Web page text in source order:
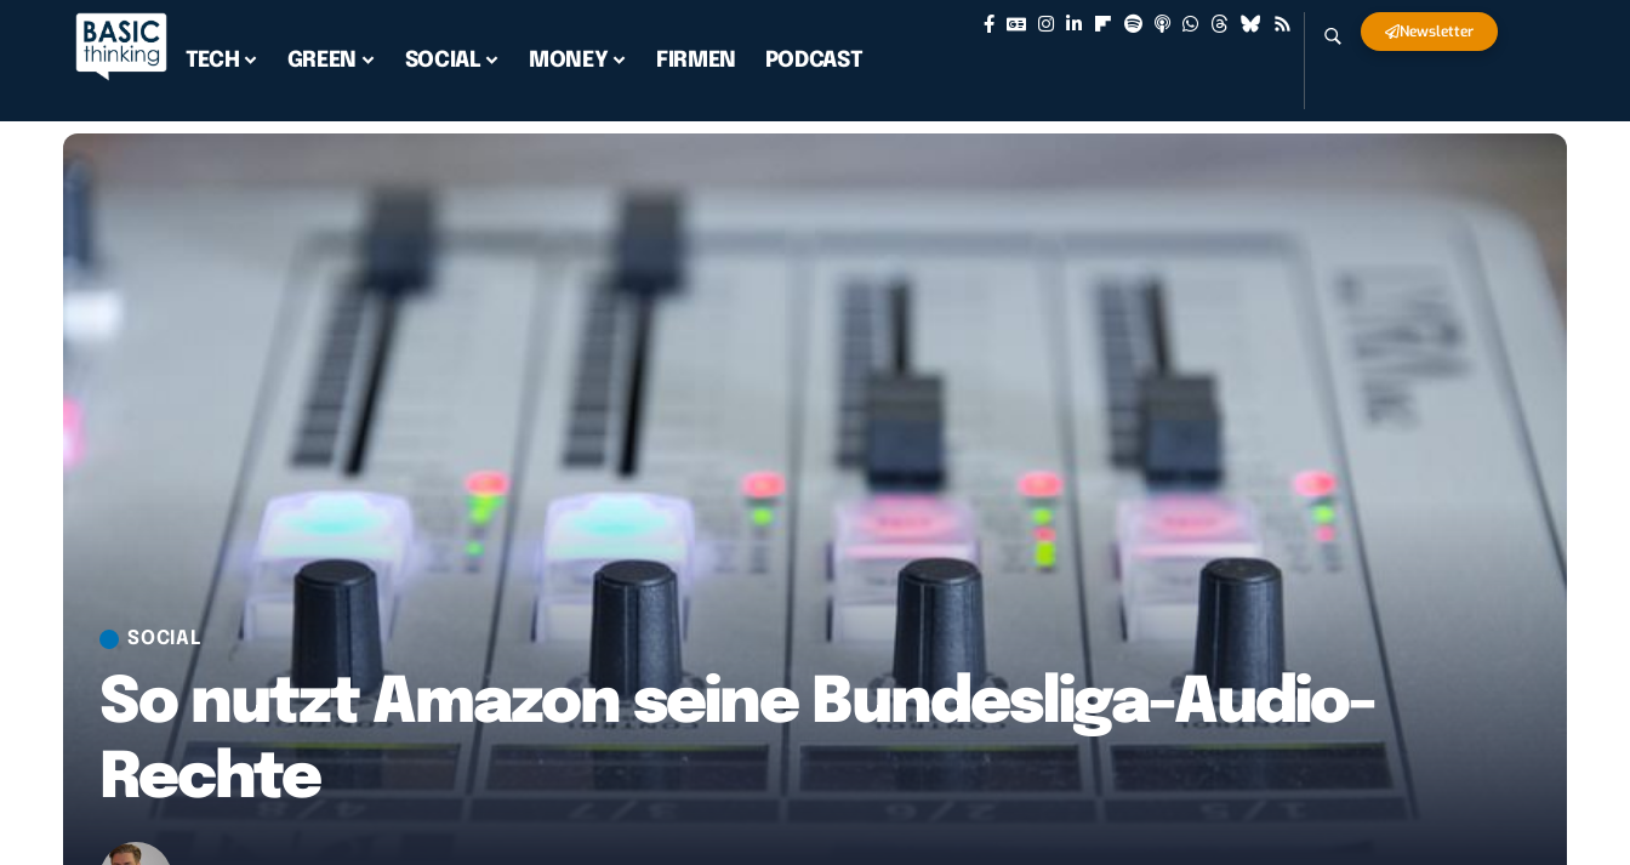
TECH GREEN SOCIAL MONEY FIRMEN PODCAST
Newsletter
SOCIAL
So nutzt Amazon seine Bundesliga-Audio-
Rechte